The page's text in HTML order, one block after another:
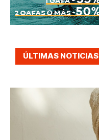
ÚLTIMAS NOTICIAS